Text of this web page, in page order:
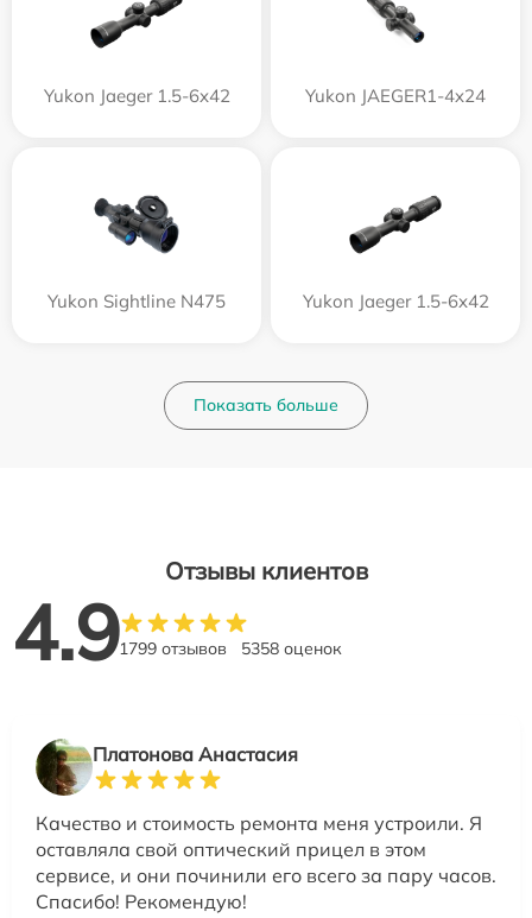
Yukon Jaeger 1.5-6x42 Yukon JAEGER1-4x24
Yukon Sightline N475 Yukon Jaeger 1.5-6x42
Показать больше
Отзывы клиентов
4.91799 отзывов 5358 оценок
Платонова Анастасия
Качество и стоимость ремонта меня устроили. Я
оставляла свой оптический прицел в этом
сервисе, и они починили его всего за пару часов.
Спасибо! Рекомендую!